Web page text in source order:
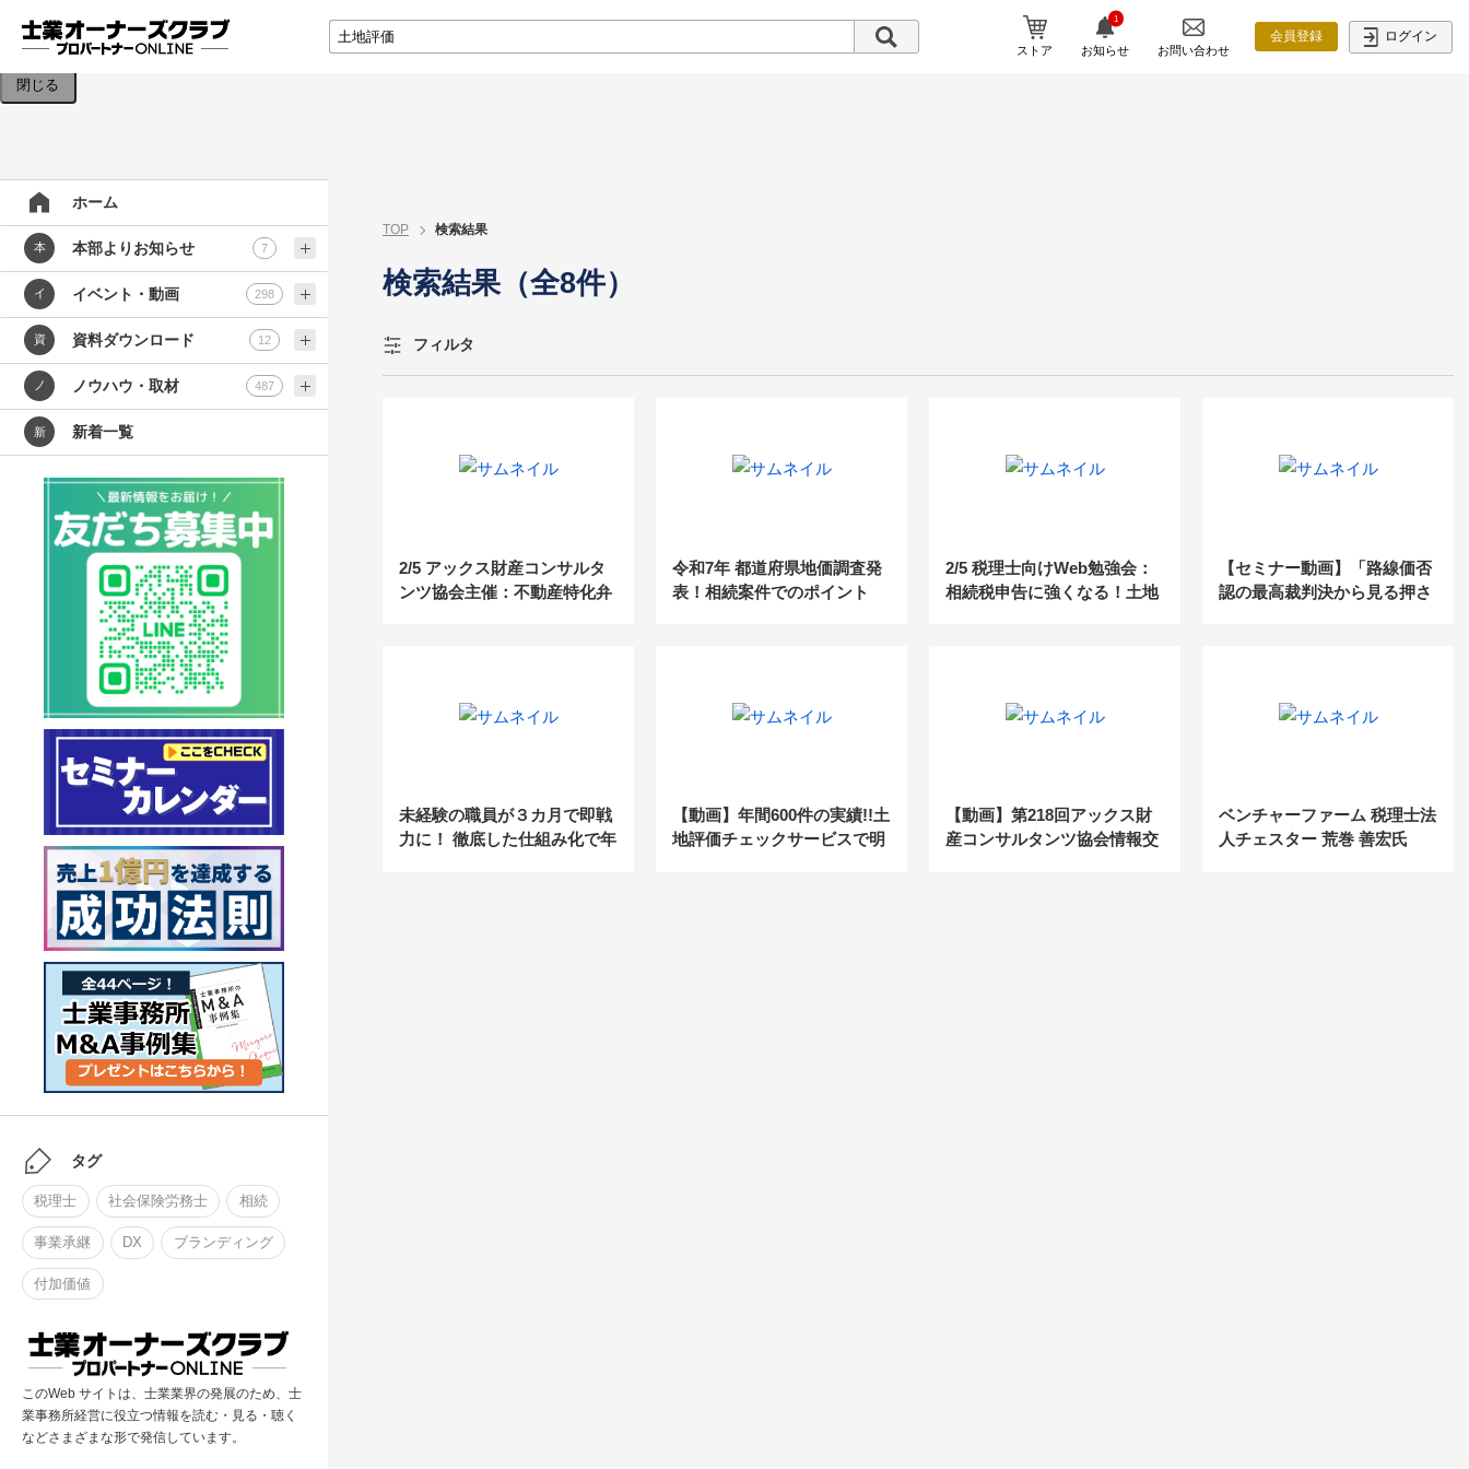
ストア
1
お知らせ お問い合わせ
会員登録 ログイン
検索条件を入力してください。
閉じる
ホーム
本 本部よりお知らせ 7
イ イベント・動画 298
資 資料ダウンロード 12
ノ ノウハウ・取材 487
新 新着一覧
タグ
税理士 社会保険労務士 相続
事業承継 DX ブランディング
付加価値
このWeb サイトは、士業業界の発展のため、士
業事務所経営に役立つ情報を読む・見る・聴く
などさまざまな形で発信しています。
TOP 検索結果
検索結果（全8件）
フィルタ
2/5 アックス財産コンサルタ
ンツ協会主催：不動産特化弁
令和7年 都道府県地価調査発
表！相続案件でのポイント
2/5 税理士向けWeb勉強会：
相続税申告に強くなる！土地
【セミナー動画】「路線価否
認の最高裁判決から見る押さ
未経験の職員が３カ月で即戦
力に！ 徹底した仕組み化で年
【動画】年間600件の実績!!土
地評価チェックサービスで明
【動画】第218回アックス財
産コンサルタンツ協会情報交
ベンチャーファーム 税理士法
人チェスター 荒巻 善宏氏